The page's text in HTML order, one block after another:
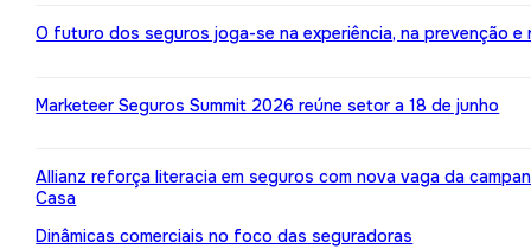
O futuro dos seguros joga-se na experiência, na prevenção
Marketeer Seguros Summit 2026 reúne setor a 18 de junho
Allianz reforça literacia em seguros com nova vaga da
Casa
Dinâmicas comerciais no foco das seguradoras